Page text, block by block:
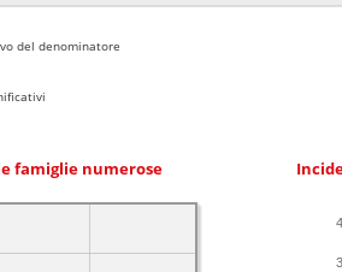
del denominatore
famiglie numerose